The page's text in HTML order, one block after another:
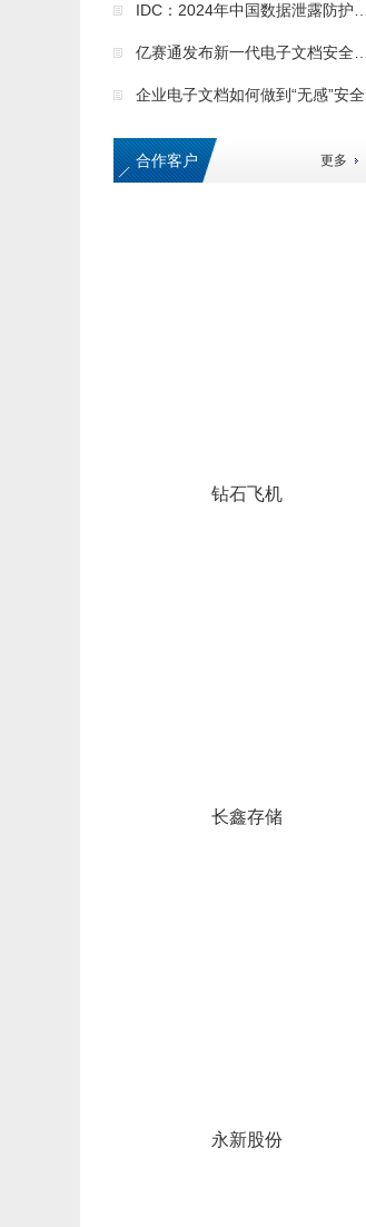
IDC：2024年中国数据泄露防护市场格局巨变
亿赛通发布新一代电子文档安全管理系统（CDG）产品
企业电子文档如何做到“无感”安全保护
更多
合作客户
钻石飞机
长鑫存储
永新股份